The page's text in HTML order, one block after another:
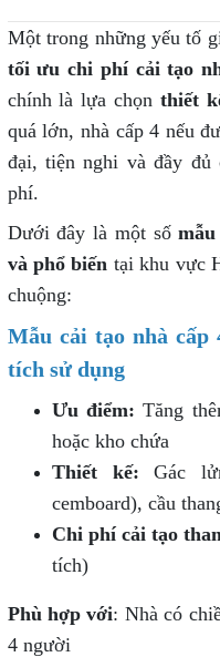
Một trong những yếu tố
tối ưu chi phí cải tạo
chính là lựa chọn thiết
quá lớn, nhà cấp 4 nếu
đại, tiện nghi và đầy đủ
phí.
Dưới đây là một số
và phổ biến tại khu vực
chuộng:
Mẫu cải tạo nhà cấp
tích sử dụng
Ưu điểm: Tăng
hoặc kho chứa
Thiết kế: Gác
cemboard), cầu
Chi phí cải tạo
tích)
Phù hợp với: Nhà có
4 người